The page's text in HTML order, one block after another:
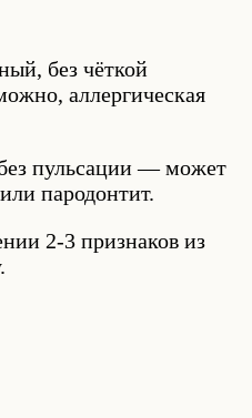
без чёткой
аллергическая
пульсации — может
пародонтит.
2-3 признаков из